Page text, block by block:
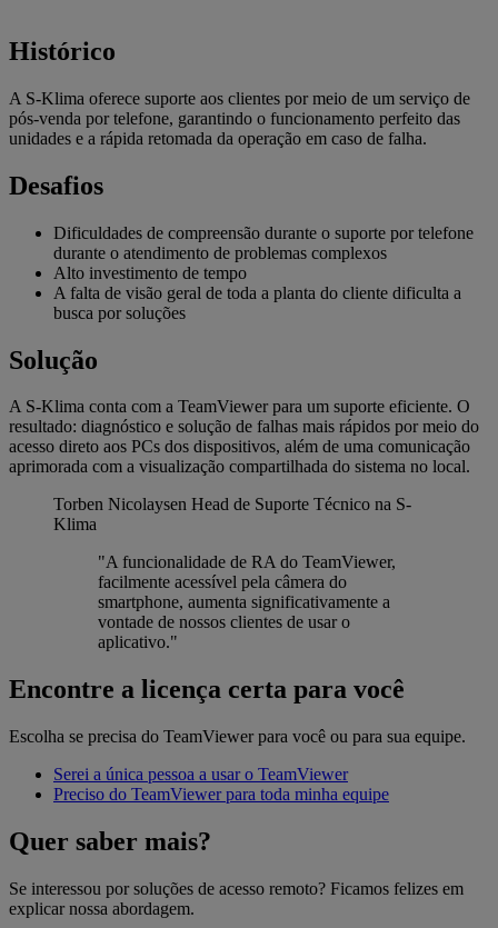
Histórico
A S-Klima oferece suporte aos clientes por meio de um serviço de
pós-venda por telefone, garantindo o funcionamento perfeito das
unidades e a rápida retomada da operação em caso de falha.
Desafios
Dificuldades de compreensão durante o suporte por telefone
durante o atendimento de problemas complexos
Alto investimento de tempo
A falta de visão geral de toda a planta do cliente dificulta a
busca por soluções
Solução
A S-Klima conta com a TeamViewer para um suporte eficiente. O
resultado: diagnóstico e solução de falhas mais rápidos por meio do
acesso direto aos PCs dos dispositivos, além de uma comunicação
aprimorada com a visualização compartilhada do sistema no local.
Torben Nicolaysen Head de Suporte Técnico na S-
Klima
"A funcionalidade de RA do TeamViewer,
facilmente acessível pela câmera do
smartphone, aumenta significativamente a
vontade de nossos clientes de usar o
aplicativo."
Encontre a licença certa para você
Escolha se precisa do TeamViewer para você ou para sua equipe.
Serei a única pessoa a usar o TeamViewer
Preciso do TeamViewer para toda minha equipe
Quer saber mais?
Se interessou por soluções de acesso remoto? Ficamos felizes em
explicar nossa abordagem.